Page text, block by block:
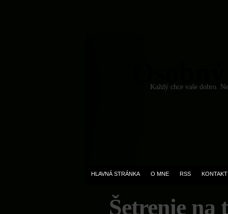
Každý chce vaše dobro.
HLAVNÁ STRÁNKA O MNE RSS KONTAKT
Šetrenie na